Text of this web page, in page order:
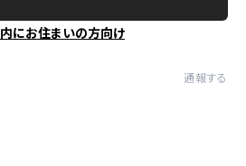
にお住まいの方向け
通報する